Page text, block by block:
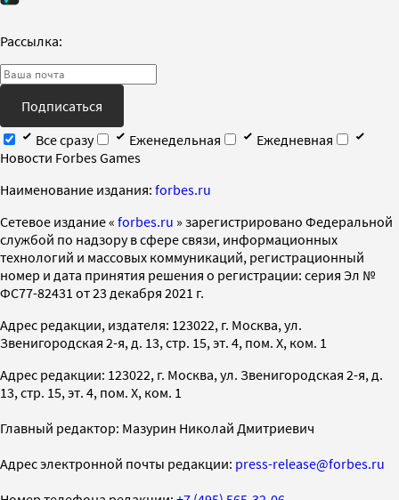
Рассылка:
Подписаться
Все сразу
Еженедельная
Ежедневная
Новости Forbes Games
Наименование издания: forbes.ru
Cетевое издание « forbes.ru » зарегистрировано Федеральной
службой по надзору в сфере связи, информационных
технологий и массовых коммуникаций, регистрационный
номер и дата принятия решения о регистрации: серия Эл №
ФС77-82431 от 23 декабря 2021 г.
Адрес редакции, издателя: 123022, г. Москва, ул.
Звенигородская 2-я, д. 13, стр. 15, эт. 4, пом. X, ком. 1
Адрес редакции: 123022, г. Москва, ул. Звенигородская 2-я, д.
13, стр. 15, эт. 4, пом. X, ком. 1
Главный редактор: Мазурин Николай Дмитриевич
Адрес электронной почты редакции: press-release@forbes.ru